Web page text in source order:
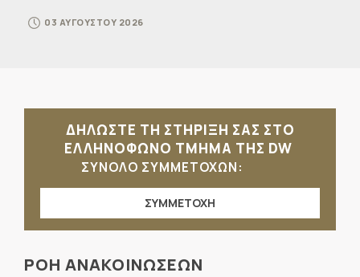
03 ΑΥΓΟΥΣΤΟΥ 2026
ΔΗΛΩΣΤΕ ΤΗ ΣΤΗΡΙΞΗ ΣΑΣ ΣΤΟ
ΕΛΛΗΝΟΦΩΝΟ ΤΜΗΜΑ ΤΗΣ DW
ΣΥΝΟΛΟ ΣΥΜΜΕΤΟΧΩΝ:
ΣΥΜΜΕΤΟΧΗ
ΡΟΗ ΑΝΑΚΟΙΝΩΣΕΩΝ